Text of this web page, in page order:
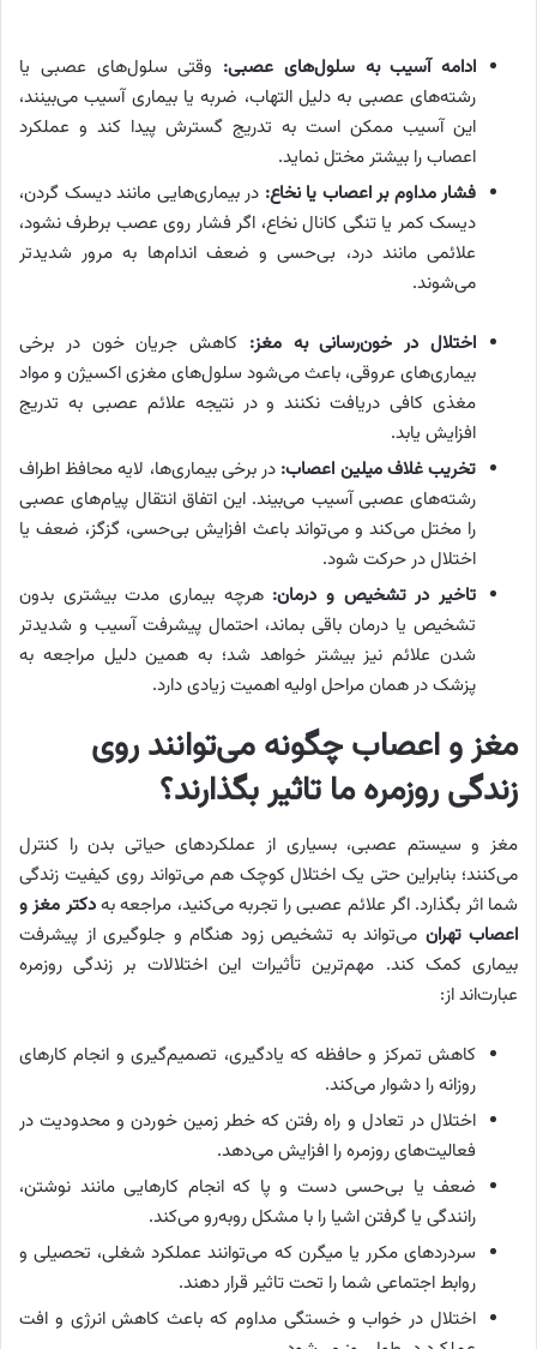
ادامه آسیب به سلول‌های عصبی: وقتی سلول‌های عصبی یا
رشته‌های عصبی به دلیل التهاب، ضربه یا بیماری آسیب می‌بینند،
این آسیب ممکن است به تدریج گسترش پیدا کند و عملکرد
اعصاب را بیشتر مختل نماید.
فشار مداوم بر اعصاب یا نخاع: در بیماری‌هایی مانند دیسک گردن،
دیسک کمر یا تنگی کانال نخاع، اگر فشار روی عصب برطرف نشود،
علائمی مانند درد، بی‌حسی و ضعف اندام‌ها به مرور شدیدتر
می‌شوند.
اختلال در خون‌رسانی به مغز: کاهش جریان خون در برخی
بیماری‌های عروقی، باعث می‌شود سلول‌های مغزی اکسیژن و مواد
مغذی کافی دریافت نکنند و در نتیجه علائم عصبی به تدریج
افزایش یابد.
تخریب غلاف میلین اعصاب: در برخی بیماری‌ها، لایه محافظ اطراف
رشته‌های عصبی آسیب می‌بیند. این اتفاق انتقال پیام‌های عصبی
را مختل می‌کند و می‌تواند باعث افزایش بی‌حسی، گزگز، ضعف یا
اختلال در حرکت شود.
تاخیر در تشخیص و درمان: هرچه بیماری مدت بیشتری بدون
تشخیص یا درمان باقی بماند، احتمال پیشرفت آسیب و شدیدتر
شدن علائم نیز بیشتر خواهد شد؛ به همین دلیل مراجعه به
پزشک در همان مراحل اولیه اهمیت زیادی دارد.
مغز و اعصاب چگونه می‌توانند روی
زندگی روزمره ما تاثیر بگذارند؟
مغز و سیستم عصبی، بسیاری از عملکردهای حیاتی بدن را کنترل
می‌کنند؛ بنابراین حتی یک اختلال کوچک هم می‌تواند روی کیفیت زندگی
شما اثر بگذارد. اگر علائم عصبی را تجربه می‌کنید، مراجعه بهدکتر مغز و
اعصاب تهران می‌تواند به تشخیص زود هنگام و جلوگیری از پیشرفت
بیماری کمک کند. مهم‌ترین تأثیرات این اختلالات بر زندگی روزمره
عبارت‌اند از:
کاهش تمرکز و حافظه که یادگیری، تصمیم‌گیری و انجام کارهای
روزانه را دشوار می‌کند.
اختلال در تعادل و راه رفتن که خطر زمین خوردن و محدودیت در
فعالیت‌های روزمره را افزایش می‌دهد.
ضعف یا بی‌حسی دست و پا که انجام کارهایی مانند نوشتن،
رانندگی یا گرفتن اشیا را با مشکل روبه‌رو می‌کند.
سردردهای مکرر یا میگرن که می‌توانند عملکرد شغلی، تحصیلی و
روابط اجتماعی شما را تحت تاثیر قرار دهند.
اختلال در خواب و خستگی مداوم که باعث کاهش انرژی و افت